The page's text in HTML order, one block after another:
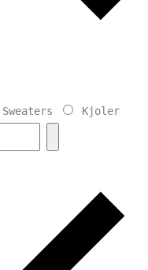
Sweaters Kjoler